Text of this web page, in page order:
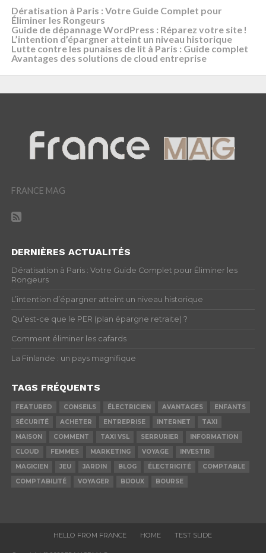
Dératisation à Paris : Votre Guide Complet pour
Éliminer les Rongeurs
Guide de dépannage WordPress : Réparez votre site !
L’intention d’épargner atteint un niveau historique
Lutte contre les punaises de lit à Paris : Guide complet
Avantages des solutions de cloud entreprise
FRANCE MAG
DERNIÈRES ACTUALITÉS
Dératisation à Paris : Votre Guide Complet pour Éliminer les
Rongeurs
L’intention d’épargner atteint un niveau historique
Qu’est-ce que le PER (plan épargne retraite) ?
Comment éliminer les cafards
La Finlande : un pays magnifique
TAGS FRÉQUENTS
FEATURED CONSEILS ÉLECTRICIEN AVANTAGES
ENFANTS
SÉCURITÉ
ACHETER ENTREPRISE INTERNET
TAXI
MAISON
COMMENT TAXI VSL SERRURIER
INFORMATION
CLOUD
FEMMES MARKETING VOYAGE
INVESTIR
MAGICIEN
JEU JARDIN BLOG ÉLECTRICITÉ
COMPTABLE
COMPTABILITÉ
VOYAGER BIJOUX BOURSE
HELLO FROM FRANCE HOME TEST SLIDE